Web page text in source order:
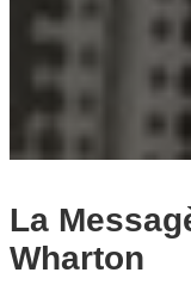
La
Wharton